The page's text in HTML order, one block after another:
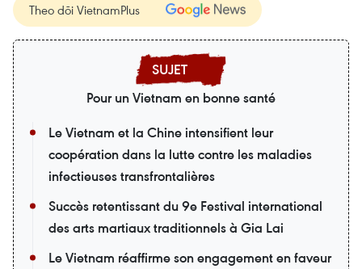
Theo dõi VietnamPlus
Pour un Vietnam en bonne santé
Le Vietnam et la Chine intensifient leur
coopération dans la lutte contre les maladies
infectieuses transfrontalières
Succès retentissant du 9e Festival international
des arts martiaux traditionnels à Gia Lai
Le Vietnam réaffirme son engagement en faveur